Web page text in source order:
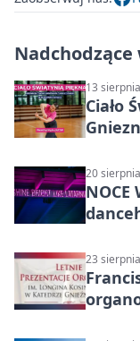
13
Ciało
20
NOCE
23